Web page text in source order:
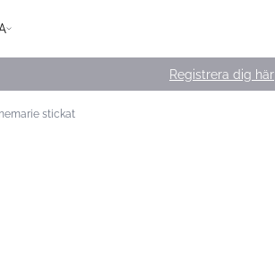
Registrera dig här
stickat